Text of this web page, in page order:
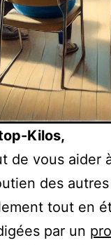
Kilos,
de vous aider
des
tout en
par un